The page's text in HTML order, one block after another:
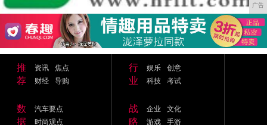
广告
推
荐
资讯
焦点
财经
导购
行
业
娱乐
创意
科技
考试
数
据
汽车要点
时尚观点
战
略
企业
文化
游戏
手游